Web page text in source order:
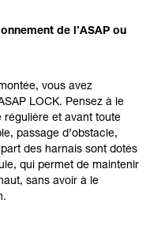
de l’ASAP ou
vous avez
LOCK. Pensez à le
régulière et avant toute
passage d’obstacle,
des harnais sont dotés
qui permet de maintenir
sans avoir à le